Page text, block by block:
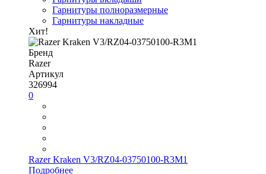
Гарнитуры полноразмерные
Гарнитуры накладные
Хит!
Бренд
Razer
Артикул
326994
0
Razer Kraken V3/RZ04-03750100-R3M1
Подробнее